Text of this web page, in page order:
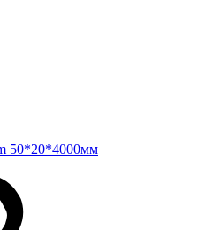
50*20*4000мм